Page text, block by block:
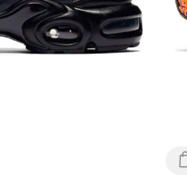
і для простоти
спосіб.